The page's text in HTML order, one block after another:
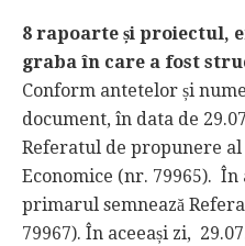
8 rapoarte și proiectul,
graba în care a fost
Conform antetelor și
document, în data de
Referatul de propunere
Economice (nr. 79965). În
primarul semnează
79967). În aceeași zi,